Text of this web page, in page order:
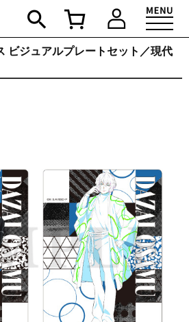
ビジュアルプレートセット／現代